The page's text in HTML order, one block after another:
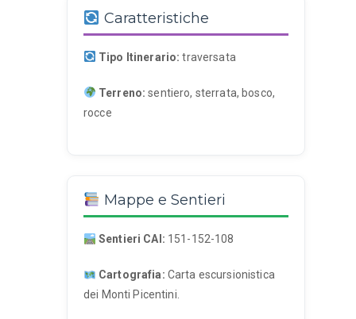
Caratteristiche
Tipo Itinerario: traversata
Terreno: sentiero, sterrata, bosco,
rocce
Mappe e Sentieri
Sentieri CAI: 151-152-108
Cartografia: Carta escursionistica
dei Monti Picentini.